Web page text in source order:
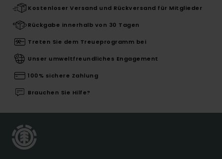
Kostenloser Versand und Rückversand für Mitglieder
Rückgabe innerhalb von 30 Tagen
Treten Sie dem Treueprogramm bei
Unser umweltfreundliches Engagement
100% sichere Zahlung
Brauchen Sie Hilfe?